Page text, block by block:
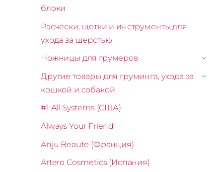
блоки
Расчески, щетки и инструменты для
ухода за шерстью
Ножницы для грумеров
›
Другие товары для груминга, ухода за
кошкой и собакой
›
#1 All Systems (США)
Always Your Friend
Anju Beaute (Франция)
Artero Cosmetics (Испания)